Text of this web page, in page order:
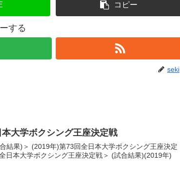
コピー
する
seki
大学ボクシング王座決定戦
結果)＞ (2019年)第73回全日本大学ボクシング王座決定
日本大学ボクシング王座決定戦＞ (試合結果)(2019年)